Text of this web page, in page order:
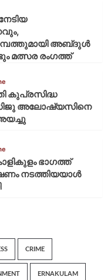
അബ്‌ദുൾ
മത്സര രംഗത്ത്
കുപ്രസിദ്ധ
സിജു അലോഷ്യസിനെ
ഭാഗത്ത്
നടത്തിയയാൾ
CRIME
ERNAKULAM